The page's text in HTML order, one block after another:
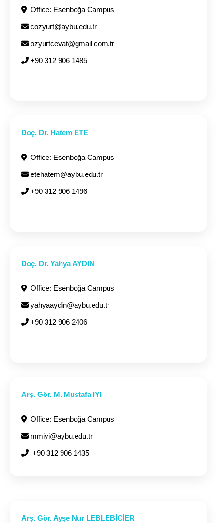
Office: Esenboğa Campus
cozyurt@aybu.edu.tr
ozyurtcevat@gmail.com.tr
+90 312 906 1485
Doç. Dr. Hatem ETE
Office: Esenboğa Campus
etehatem@aybu.edu.tr
+90 312 906 1496
Doç. Dr. Yahya AYDIN
Office: Esenboğa Campus
yahyaaydin@aybu.edu.tr
+90 312 906 2406
Arş. Gör. M. Mustafa IYI
Office: Esenboğa Campus
mmiyi@aybu.edu.tr
+90 312 906 1435
Arş. Gör. Ayşe Nur LEBLEBİCİER